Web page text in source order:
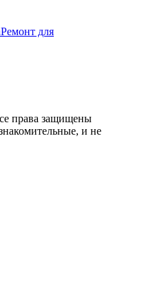
Ремонт для
права защищены
и не